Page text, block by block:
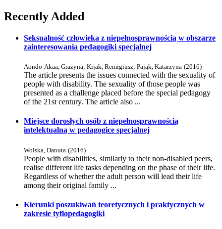
Recently Added
Seksualność człowieka z niepełnosprawnością w obszarze
zainteresowania pedagogiki specjalnej
Aondo-Akaa, Grażyna; Kijak, Remigiusz; Pająk, Katarzyna (2016)
The article presents the issues connected with the sexuality of
people with disability. The sexuality of those people was
presented as a challenge placed before the special pedagogy
of the 21st century. The article also ...
Miejsce dorosłych osób z niepełnosprawnością
intelektualną w pedagogice specjalnej
Wolska, Danuta (2016)
People with disabilities, similarly to their non-disabled peers,
realise different life tasks depending on the phase of their life.
Regardless of whether the adult person will lead their life
among their original family ...
Kierunki poszukiwań teoretycznych i praktycznych w
zakresie tyflopedagogiki